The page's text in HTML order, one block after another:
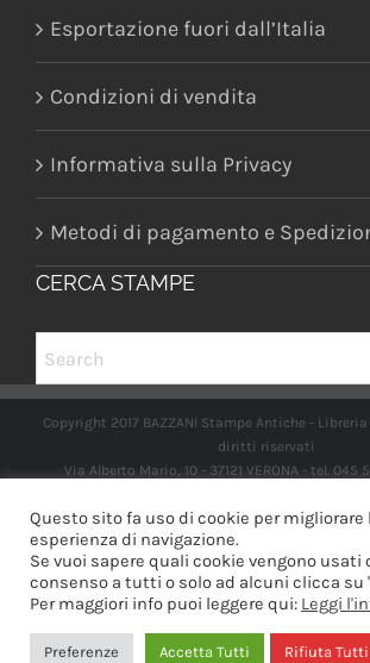
Esportazione fuori dall’Italia
Condizioni di vendita
Informativa sulla Privacy
Metodi di pagamento e
CERCA STAMPE
Copyright 2017 BAZZANI Stampe Antiche -
diritti riservati
Via Alberto Mario, 10 - 37121 VERONA - tel. 045
IT03989970235
Facebook
Questo sito fa uso di cookie per migliorare
esperienza di navigazione.
Se vuoi sapere quali cookie vengono usati
consenso a tutti o solo ad alcuni clicca su
Per maggiori info puoi leggere qui: Leggi
Preferenze Accetta Tutti Rifiuta Tutti